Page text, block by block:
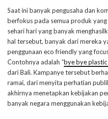
Saat ini banyak pengusaha dan
berfokus pada semua produk
sehari hari yang banyak
hal tersebut, banyak dari mereka
penggunaan eco friendly yang
Contohnya adalah “bye bye plastic
dari Bali. Kampanye tersebut
ramai, dari menyita perhatian
akhirnya menetapkan kebijakan
banyak negara menggunakan